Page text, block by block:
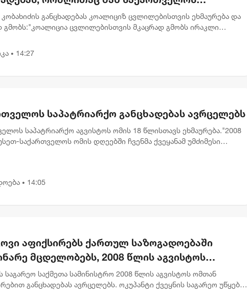
საწინააღმდეგოდ ისტორიული ფაქტები
გააყალბა
განცხადებას კოალიციზ ცვლილებისთვის ეხმაურება და
გმობს:"კოალიცია ცვლილებისთვის მკაცრად გმობს ირაკლი
ეროვნულ...
• 14:27
საპატრიარქო განცხადებას ავრცელებს
საპატრიარქო აგვისტოს ომის 18 წლისთავს ეხმაურება."2008
საქართველოს ომის დღეებში ჩვენმა ქვეყანამ უმძიმესი
• 14:05
აფიქსირებს ქართულ საზოგადოებაში
მცდელობებს, 2008 წლის აგვისტოს
გადაფასებაზე. საქართველოს
განცხადებებს შერიგების
საგარეო საქმეთა სამინისტრო 2008 წლის აგვისტოს ომთან
განცხადებას ავრცელებს. ოკუპანტი ქვეყნის საგარეო უწყების